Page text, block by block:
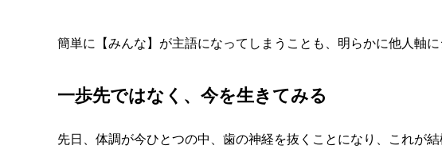
簡単に【みんな】が主語になってしまうことも、明らかに他人軸に
一歩先ではなく、今を生きてみる
先日、体調が今ひとつの中、歯の神経を抜くことになり、これが結